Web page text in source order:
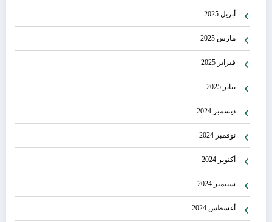
أبريل 2025
مارس 2025
فبراير 2025
يناير 2025
ديسمبر 2024
نوفمبر 2024
أكتوبر 2024
سبتمبر 2024
أغسطس 2024